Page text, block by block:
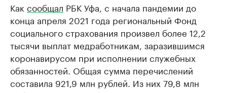
Как сообщал РБК Уфа, с начала пандемии до
конца апреля 2021 года региональный Фонд
социального страхования произвел более 12,2
тысячи выплат медработникам, заразившимся
коронавирусом при исполнении служебных
обязанностей. Общая сумма перечислений
составила 921,9 млн рублей. Из них 79,8 млн